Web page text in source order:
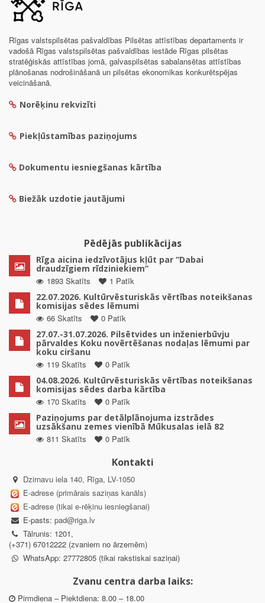
Rīgas valstspilsētas pašvaldības Pilsētas attīstības departaments ir
vadošā Rīgas valstspilsētas pašvaldības iestāde Rīgas pilsētas
stratēģiskās attīstības jomā, galvaspilsētas sabalansētas attīstības
plānošanas nodrošināšanā un pilsētas ekonomikas konkurētspējas
veicināšanā.
Norēķinu rekvizīti
Piekļūstamības paziņojums
Dokumentu iesniegšanas kārtība
Biežāk uzdotie jautājumi
Pēdējās publikācijas
Rīga aicina iedzīvotājus kļūt par “Dabai
draudzīgiem rīdziniekiem”
1893 Skatīts
1 Patīk
22.07.2026. Kultūrvēsturiskās vērtības noteikšanas
komisijas sēdes lēmumi
66 Skatīts
0 Patīk
27.07.-31.07.2026. Pilsētvides un inženierbūvju
pārvaldes Koku novērtēšanas nodaļas lēmumi par
koku ciršanu
119 Skatīts
0 Patīk
04.08.2026. Kultūrvēsturiskās vērtības noteikšanas
komisijas sēdes darba kārtība
170 Skatīts
0 Patīk
Paziņojums par detālplānojuma izstrādes
uzsākšanu zemes vienībā Mūkusalas ielā 82
811 Skatīts
0 Patīk
Kontakti
Dzirnavu iela 140, Rīga, LV-1050
E-adrese (primārais saziņas kanāls)
E-adrese (tikai e-rēķinu iesniegšanai)
E-pasts: pad@riga.lv
Tālrunis: 1201,
(+371) 67012222 (zvaniem no ārzemēm)
WhatsApp: 27772805 (tikai rakstiskai saziņai)
Zvanu centra darba laiks:
Pirmdiena – Piektdiena: 8.00 – 18.00